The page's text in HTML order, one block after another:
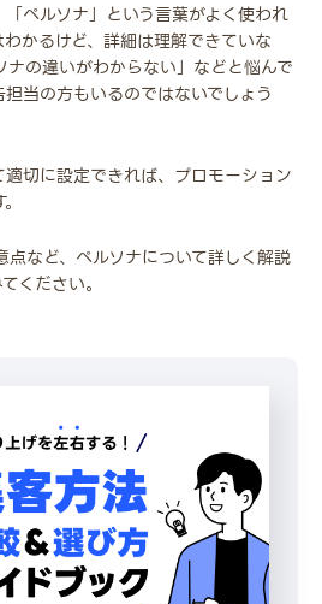
ペルソナ」という言葉がよく使われ
かるけど、詳細は理解できていな
の違いがわからない」などと悩んで
当の方もいるのではないでしょう
切に設定できれば、プロモーション
など、ペルソナについて詳しく解説
ください。